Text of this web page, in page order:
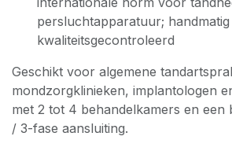
persluchtapparatuur;
kwaliteitsgecontroleerd
Geschikt voor algemene
mondzorgklinieken, implantologen
met 2 tot 4 behandelkamers en een
/ 3-fase aansluiting.